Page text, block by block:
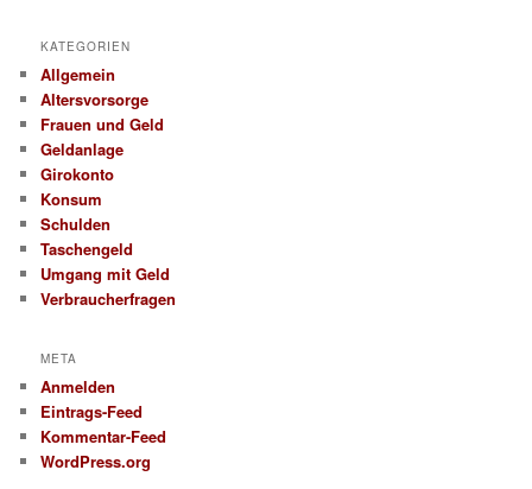
KATEGORIEN
Allgemein
Altersvorsorge
Frauen und Geld
Geldanlage
Girokonto
Konsum
Schulden
Taschengeld
Umgang mit Geld
Verbraucherfragen
META
Anmelden
Eintrags-Feed
Kommentar-Feed
WordPress.org